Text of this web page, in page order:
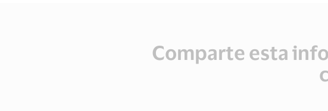
Comparte esta